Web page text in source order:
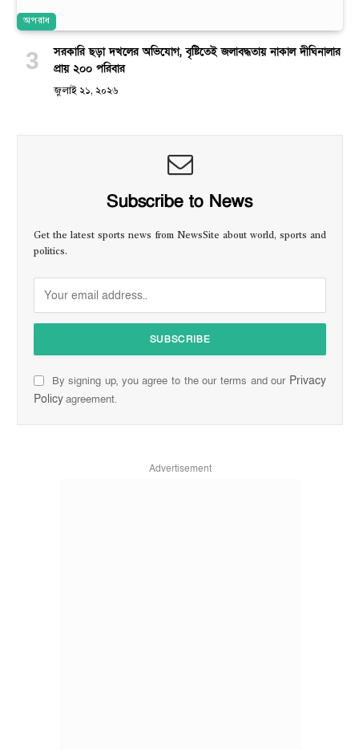
অপরাধ
সরকারি ছড়া দখলের অভিযোগ, বৃষ্টিতেই জলাবদ্ধতায় নাকাল দীঘিনালার
প্রায় ২০০ পরিবার
জুলাই ২১, ২০২৬
Subscribe to News
Get the latest sports news from NewsSite about world, sports and
politics.
By signing up, you agree to the our terms and our Privacy
Policyagreement.
Advertisement